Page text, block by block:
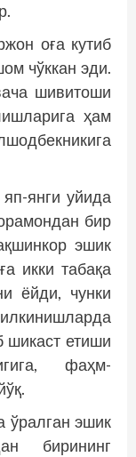
оға кутиб
чўккан эди.
шивитоши
ҳам
янги уйида
бир
эшик
икки табақа
ёйди, чунки
шикаст етиши
фаҳм-
ўралган эшик
бирининг